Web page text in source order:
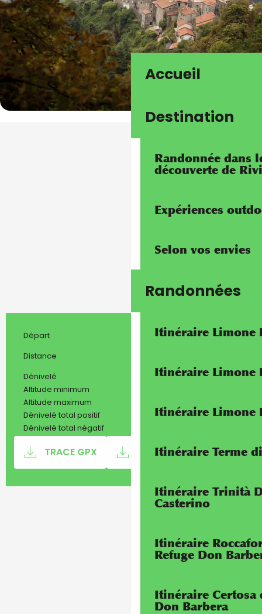
Accueil
Destination
Randonnée dans
découverte de
Expériences
Selon vos envies
Randonnées
Itinéraire Limone
Itinéraire Limone
Itinéraire Limone
Itinéraire Terme
Itinéraire Trinità
Casterino
Itinéraire
Refuge Don
Itinéraire Certosa
Don Barbera
Informations
Départ Triora
Distance
Dénivelé 144 m
Altitude minimum
Altitude maximum
Dénivelé total positif 144 m
Dénivelé total négatif
Documentation
TRACE GPX FICHIER KML